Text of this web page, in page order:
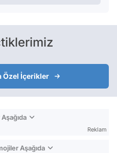
Özel İçerikler
Reklam
Aşağıda